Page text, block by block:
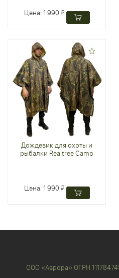
Цена:1 990 ₽
Дождевик для охоты и
рыбалки Realtree Camo
Цена:1 990 ₽
ООО «Аврора» ОГРН